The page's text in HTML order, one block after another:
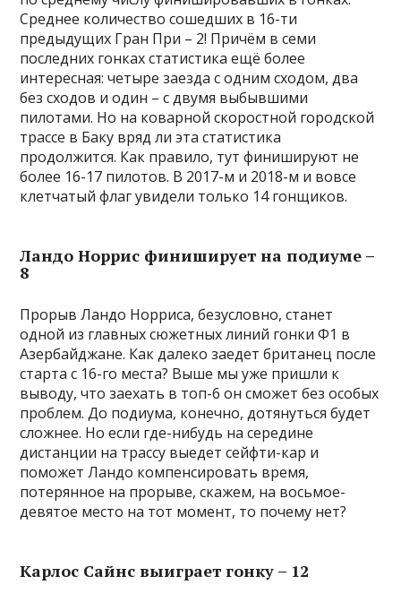
Среднее количество сошедших в 16-ти
предыдущих Гран При – 2! Причём в семи
последних гонках статистика ещё более
интересная: четыре заезда с одним сходом, два
без сходов и один – с двумя выбывшими
пилотами. Но на коварной скоростной городской
трассе в Баку вряд ли эта статистика
продолжится. Как правило, тут финишируют не
более 16-17 пилотов. В 2017-м и 2018-м и вовсе
клетчатый флаг увидели только 14 гонщиков.
Ландо Норрис финиширует на подиуме –
8
Прорыв Ландо Норриса, безусловно, станет
одной из главных сюжетных линий гонки Ф1 в
Азербайджане. Как далеко заедет британец после
старта с 16-го места? Выше мы уже пришли к
выводу, что заехать в топ-6 он сможет без особых
проблем. До подиума, конечно, дотянуться будет
сложнее. Но если где-нибудь на середине
дистанции на трассу выедет сейфти-кар и
поможет Ландо компенсировать время,
потерянное на прорыве, скажем, на восьмое-
девятое место на тот момент, то почему нет?
Карлос Сайнс выиграет гонку – 12